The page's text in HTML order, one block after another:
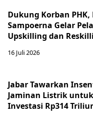
Dukung Korban
Sampoerna Gelar
Upskilling dan
16 Juli 2026
Jabar Tawarkan
Jaminan Listrik
Investasi Rp314